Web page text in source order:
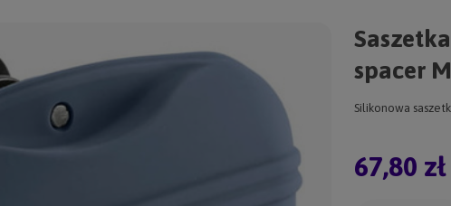
spacer M
Silikonowa
67,80 zł